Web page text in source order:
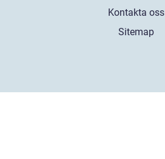
Kontakta oss
Sitemap